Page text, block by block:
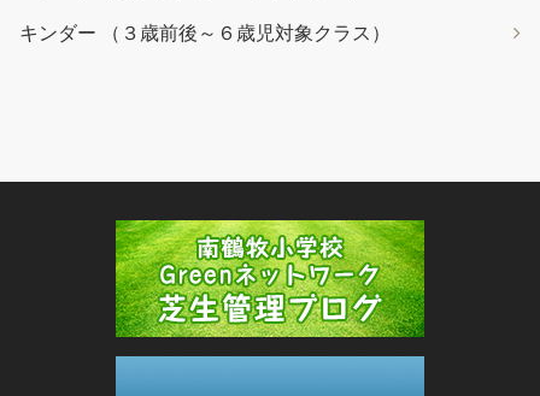
キンダー （３歳前後～６歳児対象クラス）